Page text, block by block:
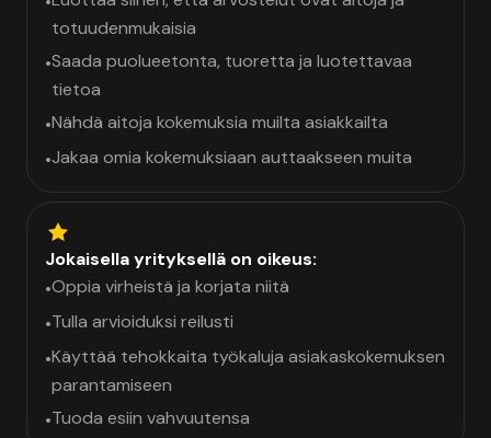
totuudenmukaisia
•Saada puolueetonta, tuoretta ja luotettavaa
tietoa
•Nähdä aitoja kokemuksia muilta asiakkailta
•Jakaa omia kokemuksiaan auttaakseen muita
Jokaisella yrityksellä on oikeus:
•Oppia virheistä ja korjata niitä
•Tulla arvioiduksi reilusti
•Käyttää tehokkaita työkaluja asiakaskokemuksen
parantamiseen
•Tuoda esiin vahvuutensa